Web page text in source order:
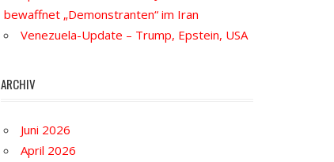
bewaffnet „Demonstranten“ im Iran
Venezuela-Update – Trump, Epstein, USA
ARCHIV
Juni 2026
April 2026